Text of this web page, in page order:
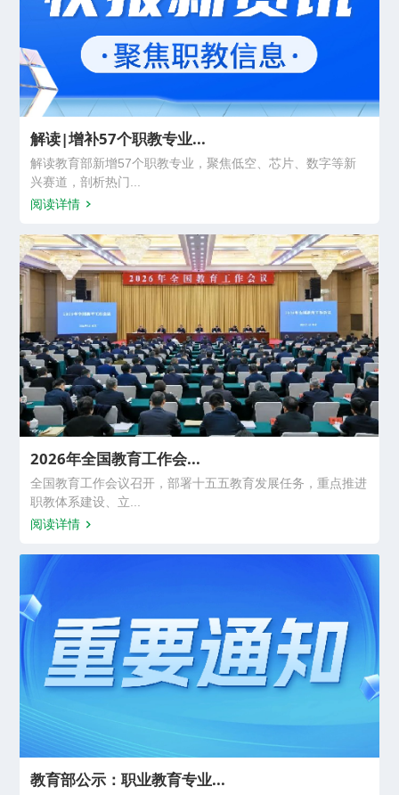
解读|增补57个职教专业...
解读教育部新增57个职教专业，聚焦低空、芯片、数字等新
兴赛道，剖析热门...
阅读详情
2026年全国教育工作会...
全国教育工作会议召开，部署十五五教育发展任务，重点推进
职教体系建设、立...
阅读详情
教育部公示：职业教育专业...